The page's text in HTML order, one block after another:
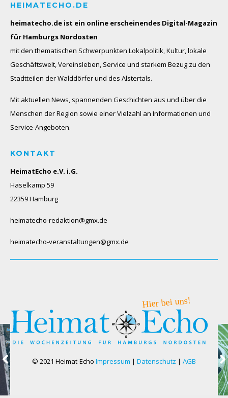
HEIMATECHO.DE
heimatecho.de ist ein online erscheinendes Digital-Magazin
für Hamburgs Nordosten
mit den thematischen Schwerpunkten Lokalpolitik, Kultur, lokale
Geschäftswelt, Vereinsleben, Service und starkem Bezug zu den
Stadtteilen der Walddörfer und des Alstertals.
Mit aktuellen News, spannenden Geschichten aus und über die
Menschen der Region sowie einer Vielzahl an Informationen und
Service-Angeboten.
KONTAKT
HeimatEcho e.V. i.G.
Haselkamp 59
22359 Hamburg
heimatecho-redaktion@gmx.de
heimatecho-veranstaltungen@gmx.de
© 2021 Heimat-Echo Impressum | Datenschutz | AGB